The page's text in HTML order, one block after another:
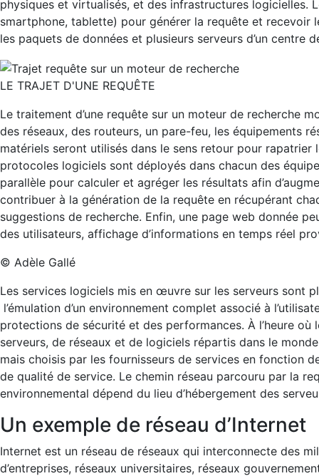
physiques et virtualisés, et des infrastructures logicielles.
smartphone, tablette) pour générer la requête et recevoir
les paquets de données et plusieurs serveurs d’un centre
LE TRAJET D'UNE REQUÊTE
Le traitement d’une requête sur un moteur de recherche
des réseaux, des routeurs, un pare-feu, les équipements
matériels seront utilisés dans le sens retour pour
protocoles logiciels sont déployés dans chacun des
parallèle pour calculer et agréger les résultats afin
contribuer à la génération de la requête en récupérant
suggestions de recherche. Enfin, une page web donnée
des utilisateurs, affichage d’informations en temps réel
© Adèle Gallé
Les services logiciels mis en œuvre sur les serveurs sont
l’émulation d’un environnement complet associé à
protections de sécurité et des performances. À l’heure
serveurs, de réseaux et de logiciels répartis dans le
mais choisis par les fournisseurs de services en fonction
de qualité de service. Le chemin réseau parcouru par la
environnemental dépend du lieu d’hébergement des
Un exemple de réseau d’Internet
Internet est un réseau de réseaux qui interconnecte des
d’entreprises, réseaux universitaires, réseaux